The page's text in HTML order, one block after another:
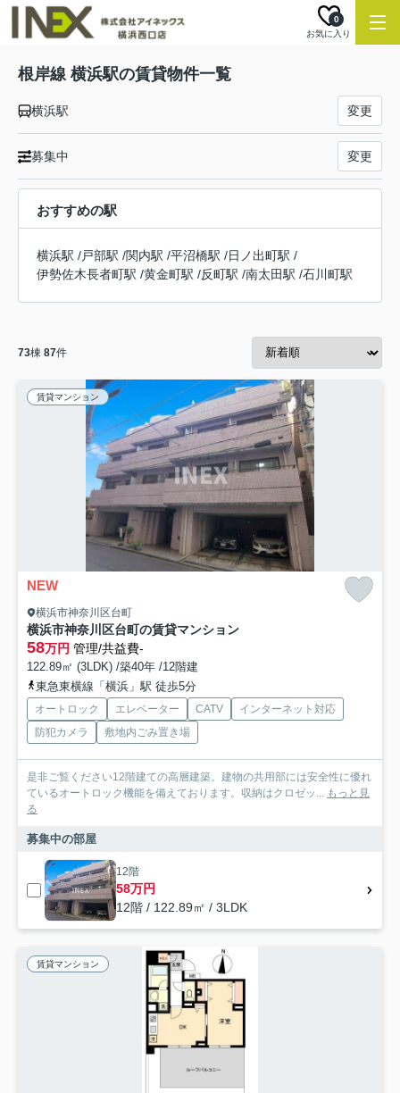
お気に入り
0
根岸線 横浜駅の賃貸物件一覧
横浜駅 変更
募集中 変更
おすすめの駅
横浜駅 /戸部駅 /関内駅 /平沼橋駅 /日ノ出町駅 /
伊勢佐木長者町駅 /黄金町駅 /反町駅 /南太田駅 /石川町駅
73棟 87件
賃貸マンション
NEW
横浜市神奈川区台町
横浜市神奈川区台町の賃貸マンション
58万円 管理/共益費-
122.89㎡ (3LDK) /築40年 /12階建
東急東横線「横浜」駅 徒歩5分
オートロック エレベーター CATV
インターネット対応
防犯カメラ
敷地内ごみ置き場
是非ご覧ください12階建ての高層建築。建物の共用部には安全性に優れ
ているオートロック機能を備えております。収納はクロゼッ... もっと見
る
募集中の部屋
12階
58万円
12階 / 122.89㎡ / 3LDK
賃貸マンション